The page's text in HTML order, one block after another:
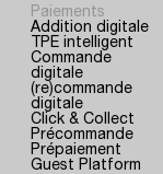
Paiements
Addition digitale
TPE intelligent
Commande
digitale
(re)commande
digitale
Click & Collect
Précommande
Prépaiement
Guest Platform